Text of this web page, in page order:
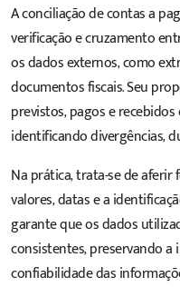
Aconciliaçãodecontas a
verificação e cruzamento
os dados externos, como
documentos fiscais. Seu
previstos, pagos e
identificando divergências,
Na prática, trata-se de
valores, datas e a
garante que os dados
consistentes, preservando
confiabilidade das